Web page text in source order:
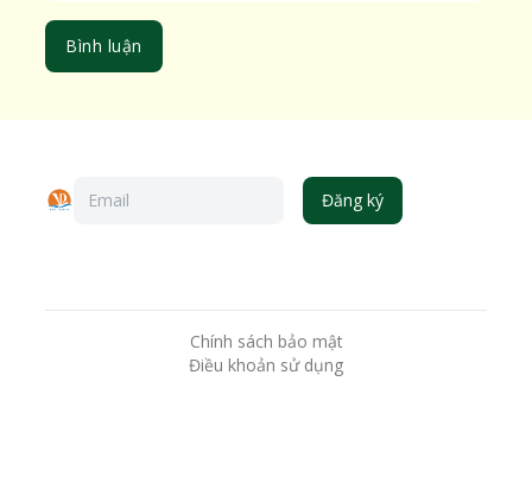
Bình luận
Đăng ký
Chính sách bảo mật
Điều khoản sử dụng